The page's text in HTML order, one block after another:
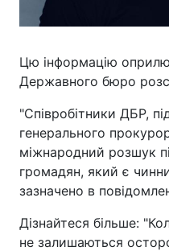
Цю інформацію
Державного бюро
"Співробітники ДБР,
генерального
міжнародний розшук
громадян, який є
зазначено в
Дізнайтеся більше:
не залишаються